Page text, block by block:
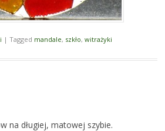
| Tagged mandale, szkło, witrażyki
na długiej, matowej szybie.